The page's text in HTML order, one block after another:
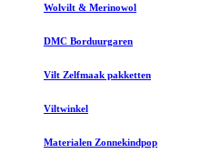
Wolvilt & Merinowol
DMC Borduurgaren
Vilt Zelfmaak pakketten
Viltwinkel
Materialen Zonnekindpop